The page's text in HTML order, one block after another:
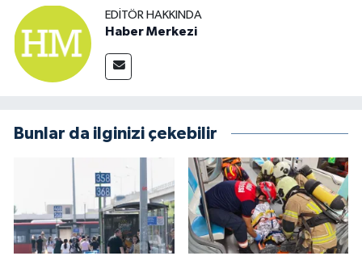
EDITÖR HAKKINDA
Haber Merkezi
Bunlar da ilginizi çekebilir